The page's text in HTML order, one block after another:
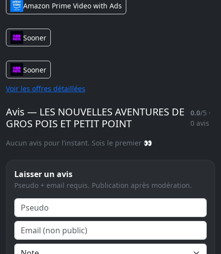
Amazon Prime Video with Ads
Sooner
Sooner
Voir les offres détaillées
Avis — LES NOUVELLES AVENTURES DE
GROS POIS ET PETIT POINT
0.0/5 ·
0 avis
Aucun avis pour l’instant. Sois le premier 👀
Laisser un avis
Pseudo + email requis. Publication après modération.